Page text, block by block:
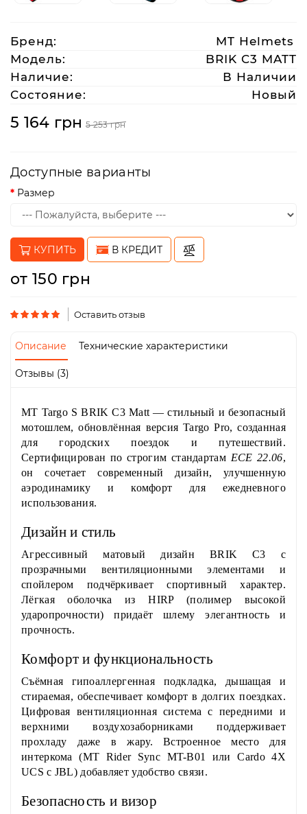
(063)
212
08
76
Режим
работы:
Пт
-
19:00
Сб
10:00
19:00
-
выходной
Бренд:
MT Helmets
Модель:
BRIK C3 MATT
Наличие:
В Наличии
Состояние:
Новый
5 164 грн 5 253 грн
Доступные варианты
Размер
КУПИТЬ В КРЕДИТ
от 150 грн
Оставить отзыв
Описание Технические характеристики
Отзывы (3)
MT Targo S BRIK C3 Matt — стильный и безопасный
мотошлем, обновлённая версия Targo Pro, созданная
для городских поездок и путешествий.
Сертифицирован по строгим стандартам ECE 22.06,
он сочетает современный дизайн, улучшенную
аэродинамику и комфорт для ежедневного
использования.
Дизайн и стиль
Агрессивный матовый дизайн BRIK C3 с
прозрачными вентиляционными элементами и
спойлером подчёркивает спортивный характер.
Лёгкая оболочка из HIRP (полимер высокой
ударопрочности) придаёт шлему элегантность и
прочность.
Комфорт и функциональность
Съёмная гипоаллергенная подкладка, дышащая и
стираемая, обеспечивает комфорт в долгих поездках.
Цифровая вентиляционная система с передними и
верхними воздухозаборниками поддерживает
прохладу даже в жару. Встроенное место для
интеркома (MT Rider Sync MT-B01 или Cardo 4X
UCS с JBL) добавляет удобство связи.
Безопасность и визор